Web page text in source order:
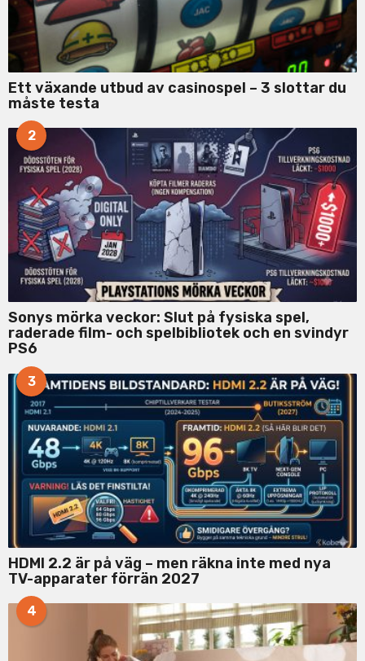
Ett växande utbud av casinospel – 3 slottar du
måste testa
2
Sonys mörka veckor: Slut på fysiska spel,
raderade film- och spelbibliotek och en svindyr
PS6
3
HDMI 2.2 är på väg – men räkna inte med nya
TV-apparater förrän 2027
4